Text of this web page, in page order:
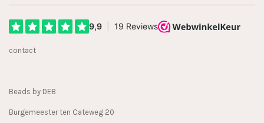
e
t
T
contact
Beads by DEB
Burgemeester ten Cateweg 20